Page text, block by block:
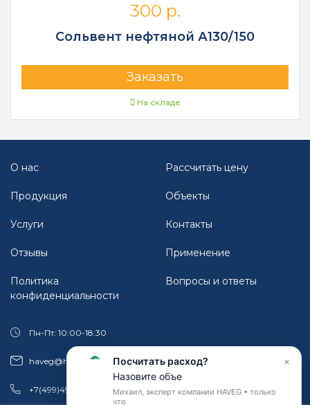
300 р.
Сольвент нефтяной А130/150
Заказать
На складе
О нас
Продукция
Услуги
Отзывы
Политика
конфиденциальности
Рассчитать цену
Объекты
Контакты
Применение
Вопросы и ответы
Пн-Пт: 10:00-18:30
haveg@haveg.ru
+7(499)490-18-23
Посчитать расход?
Назовите объе
Михаил, эксперт компании HAVEG • только
что
×